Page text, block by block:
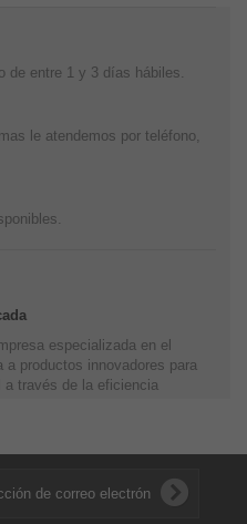
de entre 1 y 3 días hábiles.
le atendemos por teléfono,
especializada en el
a productos innovadores para
a través de la eficiencia